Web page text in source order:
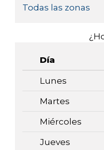
Todas las zonas
Día
Lunes
Martes
Miércoles
Jueves